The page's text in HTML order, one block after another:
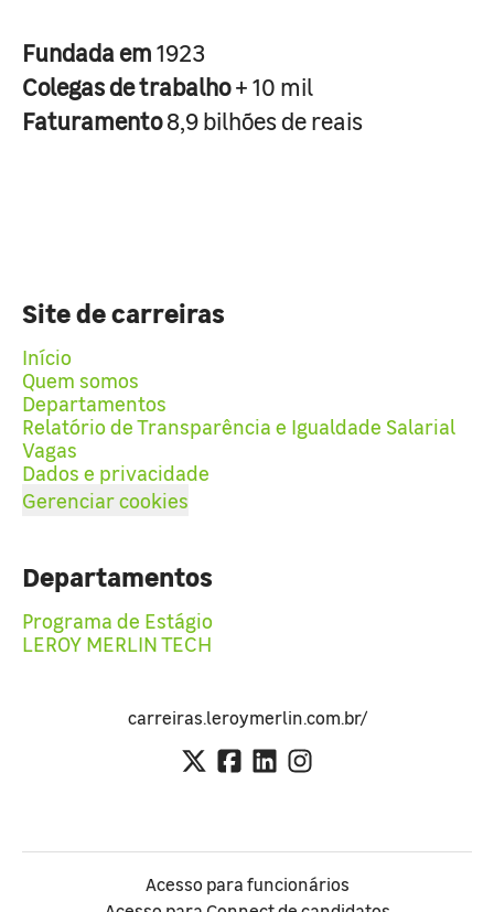
Fundada em1923
Colegas de trabalho+ 10 mil
Faturamento8,9 bilhões de reais
Site de carreiras
Início
Quem somos
Departamentos
Relatório de Transparência e Igualdade Salarial
Vagas
Dados e privacidade
Gerenciar cookies
Departamentos
Programa de Estágio
LEROY MERLIN TECH
carreiras.leroymerlin.com.br/
Acesso para funcionários